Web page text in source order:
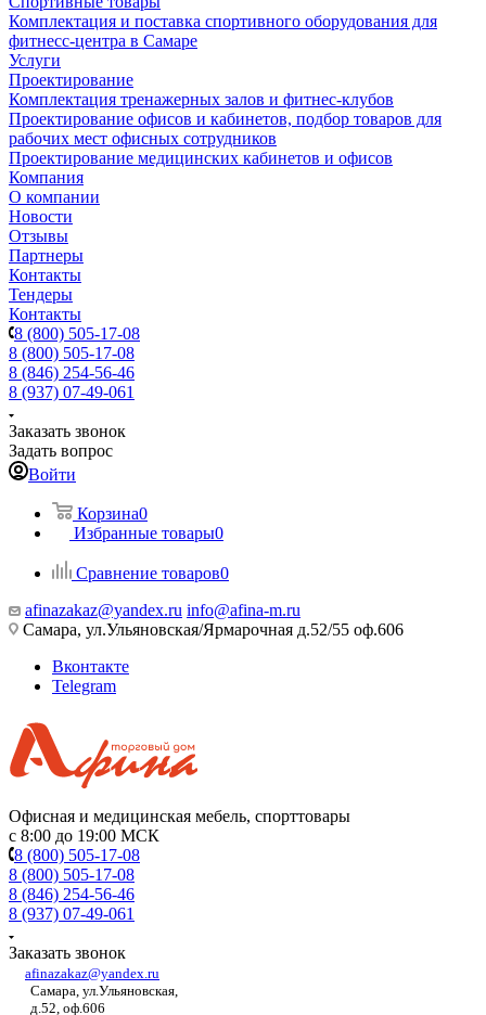
Комплектация и поставка спортивного оборудования для
фитнесс-центра в Самаре
Услуги
Проектирование
Комплектация тренажерных залов и фитнес-клубов
Проектирование офисов и кабинетов, подбор товаров для
рабочих мест офисных сотрудников
Проектирование медицинских кабинетов и офисов
Компания
О компании
Новости
Отзывы
Партнеры
Контакты
Тендеры
Контакты
8 (800) 505-17-08
8 (800) 505-17-08
8 (846) 254-56-46
8 (937) 07-49-061
Заказать звонок
Задать вопрос
Войти
Корзина0
Избранные товары0
Сравнение товаров0
afinazakaz@yandex.ru info@afina-m.ru
Самара, ул.Ульяновская/Ярмарочная д.52/55 оф.606
Вконтакте
Telegram
Офисная и медицинская мебель, спорттовары
с 8:00 до 19:00 МСК
8 (800) 505-17-08
8 (800) 505-17-08
8 (846) 254-56-46
8 (937) 07-49-061
Заказать звонок
afinazakaz@yandex.ru
Самара, ул.Ульяновская,
д.52, оф.606